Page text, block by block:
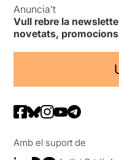
Anuncia’t
Vull rebre la
novetats,
Amb el suport de